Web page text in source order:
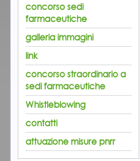
concorso sedi
farmaceutiche
galleria immagini
link
concorso straordinario a
sedi farmaceutiche
Whistleblowing
contatti
attuazione misure pnrr